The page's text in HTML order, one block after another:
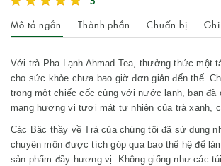
Mô tả ngắn Thành phần Chuẩn bị
Với trà Pha Lạnh Ahmad Tea, thưởng thức một
cho sức khỏe chưa bao giờ đơn giản đến thế.
trong một chiếc cốc cùng với nước lạnh, bạn đã
mang hương vị tươi mát tự nhiên của trà xanh,
Các Bậc thầy về Trà của chúng tôi đã sử dụng
chuyên môn được tích góp qua bao thế hệ để
sản phẩm đầy hương vị. Không giống như các